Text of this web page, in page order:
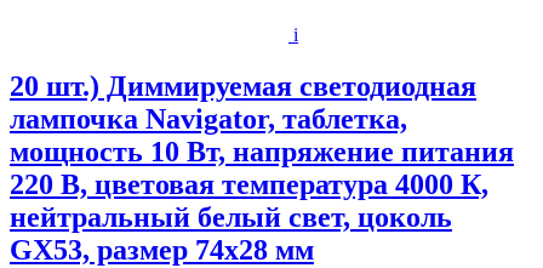
i
20 шт.) Диммируемая светодиодная
лампочка Navigator, таблетка,
мощность 10 Вт, напряжение питания
220 В, цветовая температура 4000 К,
нейтральный белый свет, цоколь
GX53, размер 74х28 мм